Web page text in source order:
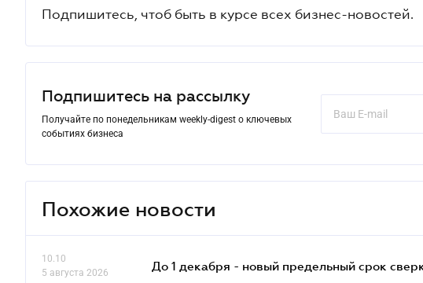
Подпишитесь, чтоб быть в курсе всех бизнес-новостей.
Подпишитесь на рассылку
Получайте по понедельникам weekly-digest о ключевых
событиях бизнеса
Похожие новости
10.10
5 августа 2026
До 1 декабря - новый предельный срок